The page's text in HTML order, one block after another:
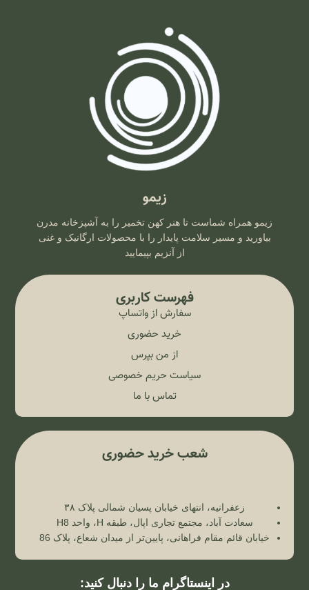
زیمو
زیمو همراه شماست تا هنر کهن تخمیر را به آشپزخانه مدرن
بیاورید و مسیر سلامت پایدار را با محصولات ارگانیک و غنی
از آنزیم بپیمایید
فهرست کاربری
سفارش از واتساپ
خرید حضوری
از من بپرس
سیاست حریم خصوصی
تماس با ما
شعب خرید حضوری
زعفرانیه، انتهای خیابان پسیان شمالی پلاک ۳۸
سعادت آباد، مجتمع تجاری اپال، طبقه H، واحد H8
خیابان قائم مقام فراهانی، پایین‌تر از میدان شعاع، پلاک 86
در اینستاگرام ما را دنبال کنید: